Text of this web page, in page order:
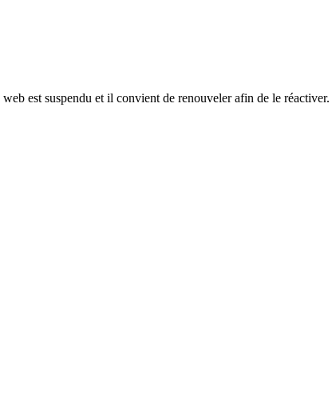
est suspendu et il convient de renouveler afin de le réactiver.